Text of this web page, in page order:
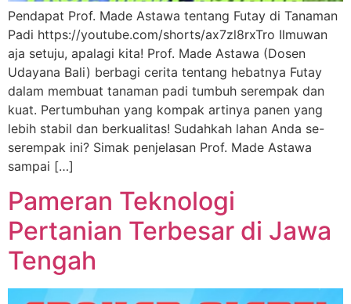
Pendapat Prof. Made Astawa tentang Futay di Tanaman
Padi https://youtube.com/shorts/ax7zl8rxTro Ilmuwan
aja setuju, apalagi kita! Prof. Made Astawa (Dosen
Udayana Bali) berbagi cerita tentang hebatnya Futay
dalam membuat tanaman padi tumbuh serempak dan
kuat. Pertumbuhan yang kompak artinya panen yang
lebih stabil dan berkualitas! Sudahkah lahan Anda se-
serempak ini? Simak penjelasan Prof. Made Astawa
sampai […]
Pameran Teknologi
Pertanian Terbesar di Jawa
Tengah